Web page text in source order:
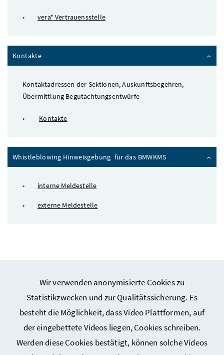
Wir verwenden anonymisierte Cookies zu
Statistikzwecken und zur Qualitätssicherung. Es
besteht die Möglichkeit, dass Video Plattformen, auf
der eingebettete Videos liegen, Cookies schreiben.
Werden diese Cookies bestätigt, können solche Videos
vera* Vertrauensstelle
Kontakte
Kontaktadressen der Sektionen, Auskunftsbegehren,
Übermittlung Begutachtungsentwürfe
Kontakte
Whistleblowing Hinweisgebung für das BMWKMS
interne Meldestelle
externe Meldestelle
Webseiten Kunst und Kultur
Webseiten Sport
Service